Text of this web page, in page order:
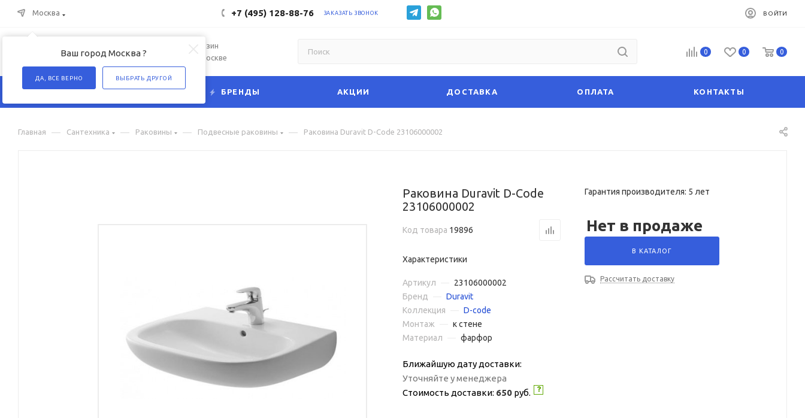
Москва
Ваш город Москва ?
ДА, ВСЕ ВЕРНО ВЫБРАТЬ ДРУГОЙ
+7 (495) 128-88-76 ЗАКАЗАТЬ ЗВОНОК ВОЙТИ
Интернет-магазин
сантехники в Москве
0 0 0
КАТАЛОГ БРЕНДЫ АКЦИИ ДОСТАВКА ОПЛАТА КОНТАКТЫ
Главная — Сантехника — Раковины — Подвесные раковины — Раковина Duravit D-Code 23106000002
Раковина Duravit D-Code
23106000002
Код товара 19896
Характеристики
Артикул
23106000002
Бренд
Duravit
Коллекция
D-code
Монтаж
к стене
Материал
фарфор
Ближайшую дату доставки:
Уточняйте у менеджера
Стоимость доставки: 650 руб.
Гарантия производителя: 5 лет
Нет в продаже
В КАТАЛОГ
Рассчитать доставку